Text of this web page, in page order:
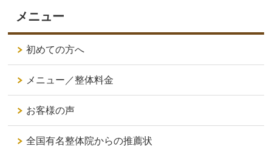
メニュー
初めての方へ
メニュー／整体料金
お客様の声
全国有名整体院からの推薦状